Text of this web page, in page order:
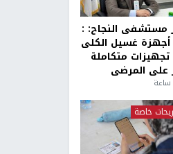
مستشفى النجاح: :
غسيل الكلى
متكاملة
على المرضى
خاصة